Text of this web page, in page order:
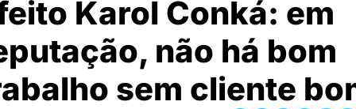
Karol Conká: em
não há bom
sem cliente